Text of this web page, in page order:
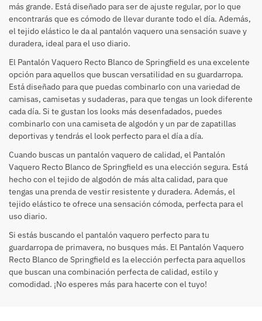
más grande. Está diseñado para ser de ajuste regular, por lo que
encontrarás que es cómodo de llevar durante todo el día. Además,
el tejido elástico le da al pantalón vaquero una sensación suave y
duradera, ideal para el uso diario.
El Pantalón Vaquero Recto Blanco de Springfield es una excelente
opción para aquellos que buscan versatilidad en su guardarropa.
Está diseñado para que puedas combinarlo con una variedad de
camisas, camisetas y sudaderas, para que tengas un look diferente
cada día. Si te gustan los looks más desenfadados, puedes
combinarlo con una camiseta de algodón y un par de zapatillas
deportivas y tendrás el look perfecto para el día a día.
Cuando buscas un pantalón vaquero de calidad, el Pantalón
Vaquero Recto Blanco de Springfield es una elección segura. Está
hecho con el tejido de algodón de más alta calidad, para que
tengas una prenda de vestir resistente y duradera. Además, el
tejido elástico te ofrece una sensación cómoda, perfecta para el
uso diario.
Si estás buscando el pantalón vaquero perfecto para tu
guardarropa de primavera, no busques más. El Pantalón Vaquero
Recto Blanco de Springfield es la elección perfecta para aquellos
que buscan una combinación perfecta de calidad, estilo y
comodidad. ¡No esperes más para hacerte con el tuyo!